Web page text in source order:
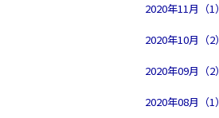
2020年11月（1）
2020年10月（2）
2020年09月（2）
2020年08月（1）